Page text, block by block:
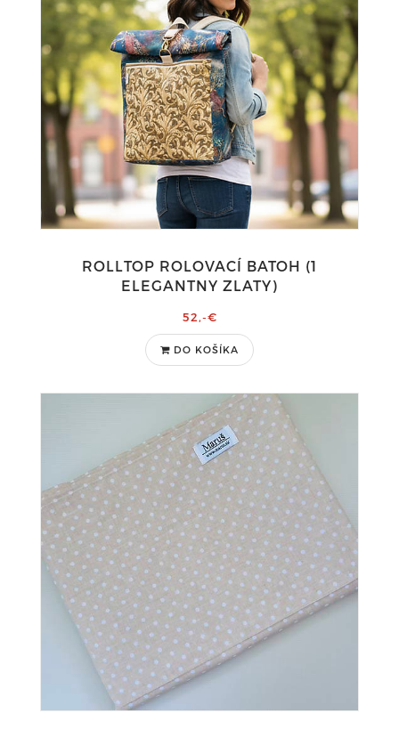
ROLLTOP ROLOVACÍ BATOH (1
ELEGANTNY ZLATY)
52,-€
DO KOŠÍKA